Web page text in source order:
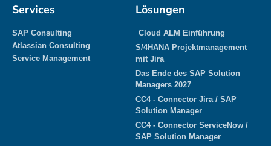
Services
SAP Consulting
Atlassian Consulting
Service Management
Lösungen
Cloud ALM Einführung
S/4HANA Projektmanagement
mit Jira
Das Ende des SAP Solution
Managers 2027
CC4 - Connector Jira / SAP
Solution Manager
CC4 - Connector ServiceNow /
SAP Solution Manager